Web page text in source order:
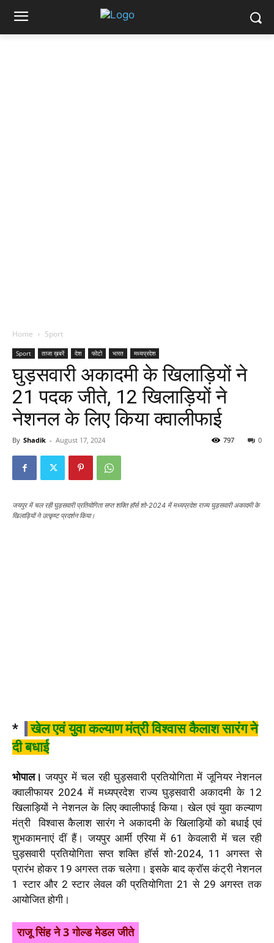
Home Sport
Sport ताजा ख़बरें देश फोटो भारत मध्यप्रदेश
घुड़सवारी अकादमी के खिलाड़ियों ने
21 पदक जीते, 12 खिलाड़ियों ने
नेशनल के लिए किया क्वालीफाई
By Shadik - August 17, 2024 0
797
जयपुर में चल रही घुड़सवारी प्रतियोगिता सप्त शक्ति हॉर्स शो-2024 में मध्यप्रदेश राज्य घुड़सवारी अकादमी के
खिलाड़ियों ने उत्कृष्ट प्रदर्शन किया।
*
खेल एवं युवा कल्याण मंत्री विश्वास कैलाश सारंग ने
दी बधाई
भोपाल। जयपुर में चल रही घुड़सवारी प्रतियोगिता में जूनियर नेशनल
क्वालीफायर 2024 में मध्यप्रदेश राज्य घुड़सवारी अकादमी के 12
खिलाड़ियों ने नेशनल के लिए क्वालीफाई किया। खेल एवं युवा कल्याण
मंत्री विश्वास कैलाश सारंग ने अकादमी के खिलाड़ियों को बधाई एवं
शुभकामनाएं दीं हैं। जयपुर आर्मी एरिया में 61 केवलारी में चल रही
घुड़सवारी प्रतियोगिता सप्त शक्ति हॉर्स शो-2024, 11 अगस्त से
प्रारंभ होकर 19 अगस्त तक चलेगा। इसके बाद क्रॉस कंट्री नेशनल
1 स्टार और 2 स्टार लेवल की प्रतियोगिता 21 से 29 अगस्त तक
आयोजित होगी।
राजू सिंह ने 3 गोल्ड मेडल जीते